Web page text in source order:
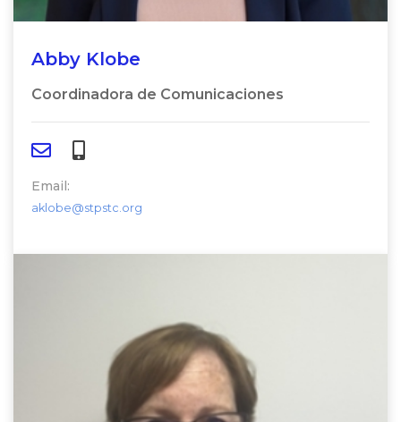
Abby Klobe
Coordinadora de Comunicaciones
Email:
aklobe@stpstc.org